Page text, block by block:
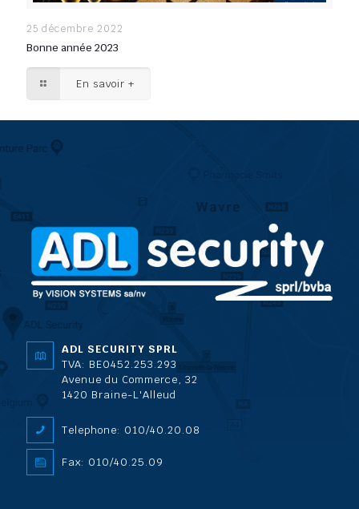
25 décembre 2022
Bonne année 2023
En savoir +
ADL SECURITY SPRL
TVA: BE0452.253.293
Avenue du Commerce, 32
1420 Braine-L'Alleud
Telephone: 010/40.20.08
Fax: 010/40.25.09